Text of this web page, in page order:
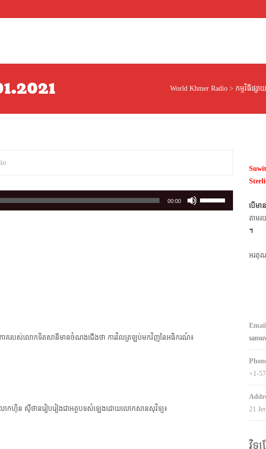
World Khmer Radio > កម្មវិធីផ្សាយ
00:00
ទវិភាគរបស់​លោកទិតសានី​មានចំណងជើងថា ការវិលត្រឡប់មកវិញនៃអធិករណ៍៖
យលោកហ៊ិន ស៊ីថានរៀប​រៀងជា​អត្ថបទ​សំឡេង​ដោយលោកសានសុវិទ្យ៖
បើម
តាមរ
។
អរគុ
+1-
21
វិទ្